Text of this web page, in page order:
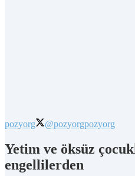
pozyorg @pozyorgpozyorg
Yetim ve öksüz
engellilerden